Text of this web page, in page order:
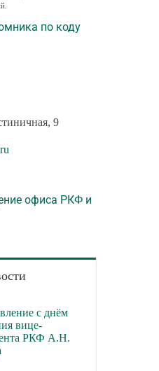
домашних
по коду
9
офиса РКФ и
с днём
вице-
РКФ А.Н.